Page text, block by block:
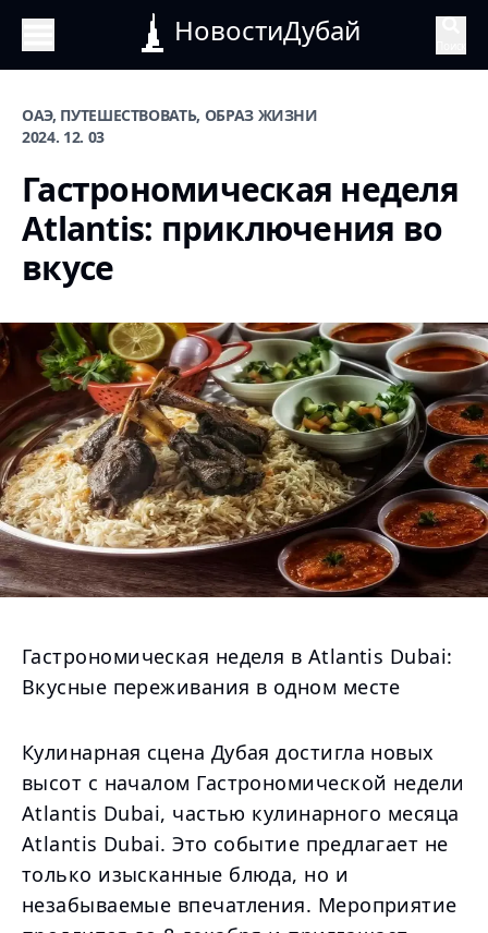
НовостиДубай
ОАЭ, ПУТЕШЕСТВОВАТЬ, ОБРАЗ ЖИЗНИ
2024. 12. 03
Гастрономическая неделя
Atlantis: приключения во
вкусе
Гастрономическая неделя в Atlantis Dubai:
Вкусные переживания в одном месте
Кулинарная сцена Дубая достигла новых
высот с началом Гастрономической недели
Atlantis Dubai, частью кулинарного месяца
Atlantis Dubai. Это событие предлагает не
только изысканные блюда, но и
незабываемые впечатления. Мероприятие